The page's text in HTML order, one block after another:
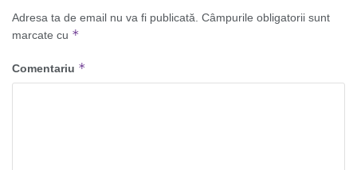
Adresa ta de email nu va fi publicată. Câmpurile obligatorii sunt
marcate cu *
Comentariu *